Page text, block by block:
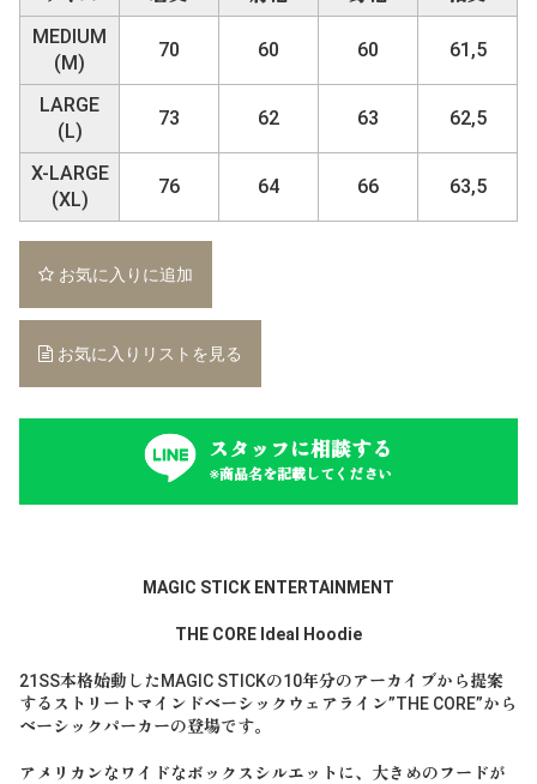
MEDIUM
(M)
70 60 60 61,5
LARGE
(L)
73 62 63 62,5
X-LARGE
(XL)
76 64 66 63,5
お気に入りに追加
お気に入りリストを見る
スタッフに相談する
※商品名を記載してください
MAGIC STICK ENTERTAINMENT
THE CORE Ideal Hoodie
21SS本格始動したMAGIC STICKの10年分のアーカイブから提案
するストリートマインドベーシックウェアライン”THE CORE”から
ベーシックパーカーの登場です。
アメリカンなワイドなボックスシルエットに、大きめのフードが